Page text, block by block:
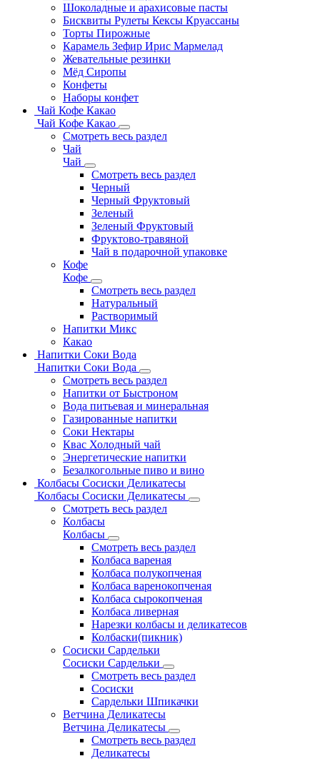
Шоколадные и арахисовые пасты
Бисквиты Рулеты Кексы Круассаны
Торты Пирожные
Карамель Зефир Ирис Мармелад
Жевательные резинки
Мёд Сиропы
Конфеты
Наборы конфет
Чай Кофе Какао
Чай Кофе Какао
Смотреть весь раздел
Чай
Чай
Смотреть весь раздел
Черный
Черный Фруктовый
Зеленый
Зеленый Фруктовый
Фруктово-травяной
Чай в подарочной упаковке
Кофе
Кофе
Смотреть весь раздел
Натуральный
Растворимый
Напитки Микс
Какао
Напитки Соки Вода
Напитки Соки Вода
Смотреть весь раздел
Напитки от Быстроном
Вода питьевая и минеральная
Газированные напитки
Соки Нектары
Квас Холодный чай
Энергетические напитки
Безалкогольные пиво и вино
Колбасы Сосиски Деликатесы
Колбасы Сосиски Деликатесы
Смотреть весь раздел
Колбасы
Колбасы
Смотреть весь раздел
Колбаса вареная
Колбаса полукопченая
Колбаса варенокопченая
Колбаса сырокопченая
Колбаса ливерная
Нарезки колбасы и деликатесов
Колбаски(пикник)
Сосиски Сардельки
Сосиски Сардельки
Смотреть весь раздел
Сосиски
Сардельки Шпикачки
Ветчина Деликатесы
Ветчина Деликатесы
Смотреть весь раздел
Деликатесы